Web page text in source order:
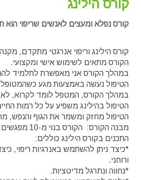
קורס הילינג
קורס נפלא ומעצים לאנשים שריפוי
קורס הילינג וריפוי אנרגטי מתקדם,
הקורס מתאים לשימוש אישי ומקצועי.
במהלך הקורס אני מאפשרת לתלמיד
הטיפול נעשה באמצעות מגע כשהמטופל
במהלך הקורס, המטפל לומד לקרוא,
הטיפול בהילינג משפיע על כל רמות
הטיפול מחזק ומשמר את הגוף והנפש,
מבנה הקורס: הקורס בנוי מ-10 מפגשים. משך כל מפגש כ- 3 שעות.
התכנים בקורס הילינג כוללים:
*כיצד ניתן להשתמש באנרגיות ריפוי,
ורוחני.
*נחווה ונתרגל מדיטציות.